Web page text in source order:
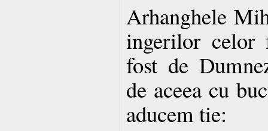
Arhanghele
ingerilor celor
fost de
de aceea cu
aducem tie: